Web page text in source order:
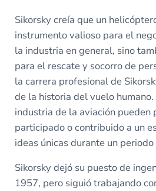
Sikorsky creía que un
instrumento valioso para el
la industria en general, sino
para el rescate y socorro de
la carrera profesional de
de la historia del vuelo
industria de la aviación pueden
participado o contribuido a un
ideas únicas durante un
Sikorsky dejó su puesto de
1957, pero siguió trabajando